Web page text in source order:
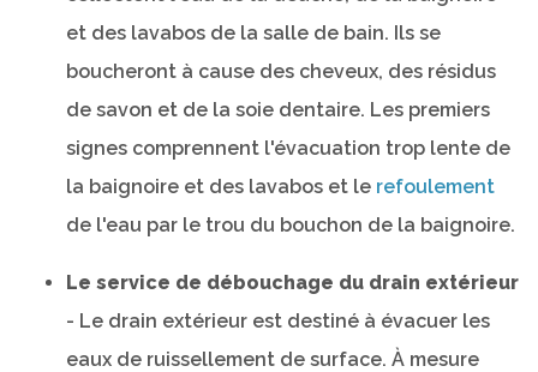
et des lavabos de la salle de bain. Ils se
boucheront à cause des cheveux, des résidus
de savon et de la soie dentaire. Les premiers
signes comprennent l'évacuation trop lente de
la baignoire et des lavabos et le refoulement
de l'eau par le trou du bouchon de la baignoire.
Le service de débouchage du drain extérieur
- Le drain extérieur est destiné à évacuer les
eaux de ruissellement de surface. À mesure